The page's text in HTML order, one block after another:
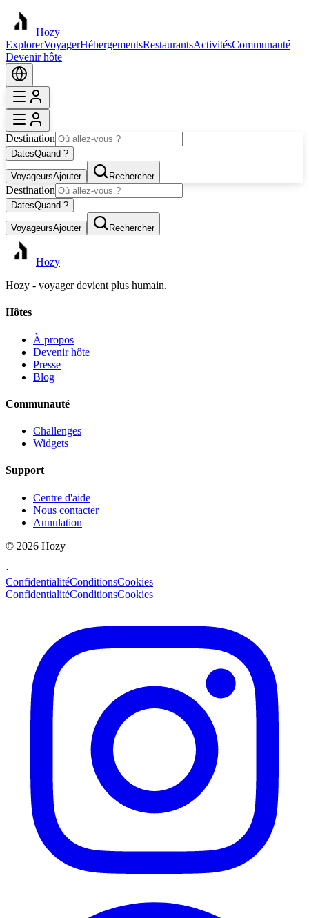
Hozy
ExplorerVoyagerHébergementsRestaurantsActivitésCommunauté
Devenir hôte
Destination
DatesQuand ?
VoyageursAjouter Rechercher
Destination
DatesQuand ?
VoyageursAjouter Rechercher
Hozy
Hozy - voyager devient plus humain.
Hôtes
À propos
Devenir hôte
Presse
Blog
Communauté
Challenges
Widgets
Support
Centre d'aide
Nous contacter
Annulation
© 2026 Hozy
·
ConfidentialitéConditionsCookies
ConfidentialitéConditionsCookies